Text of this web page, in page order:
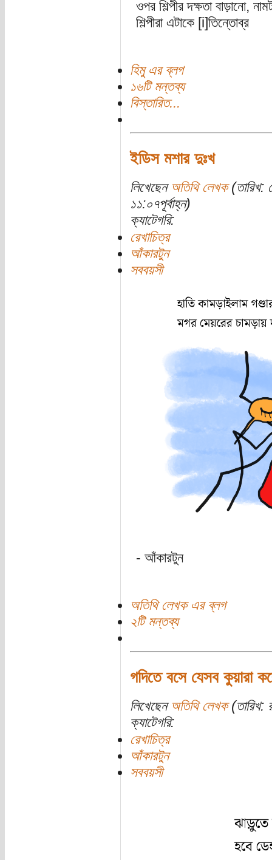
ওপর শিল্পীর দক্ষতা বাড়ানো,
শিল্পীরা এটাকে [i]তিন্তোব্র
হিমু এর ব্লগ
১৬টি মন্তব্য
বিস্তারিত...
ইডিস মশার দুঃখ
লিখেছেন অতিথি লেখক(তারিখ:
১১:০৭পূর্বাহ্ন)
ক্যাটেগরি:
রেখাচিত্র
আঁকারটুন
সববয়সী
- আঁকারটুন
অতিথি লেখক এর ব্লগ
২টি মন্তব্য
গদিতে বসে যেসব কুয়ারা
লিখেছেন অতিথি লেখক(তারিখ:
ক্যাটেগরি:
রেখাচিত্র
আঁকারটুন
সববয়সী